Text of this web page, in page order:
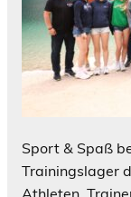
Sport & Spaß
Trainingslager
Athleten,